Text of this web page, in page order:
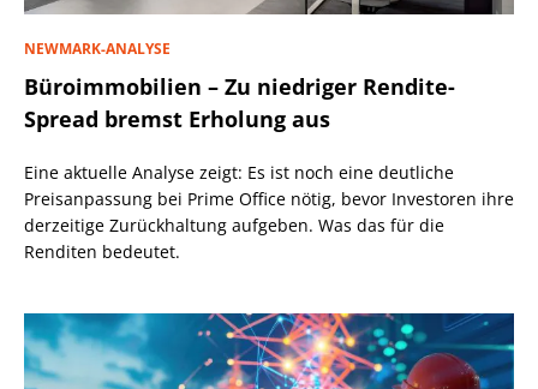
NEWMARK-ANALYSE
Büroimmobilien – Zu niedriger Rendite-
Spread bremst Erholung aus
Eine aktuelle Analyse zeigt: Es ist noch eine deutliche
Preisanpassung bei Prime Office nötig, bevor Investoren ihre
derzeitige Zurückhaltung aufgeben. Was das für die
Renditen bedeutet.